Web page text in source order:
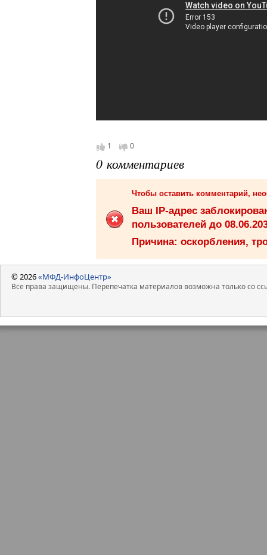
1 0
0 комментариев
Чтобы оставить комментарий,
Ваш IP-адрес
пользователей до
Причина: оскорбления,
© 2026«МФД-ИнфоЦентр»
Все права защищены. Перепечатка материалов возможна только со